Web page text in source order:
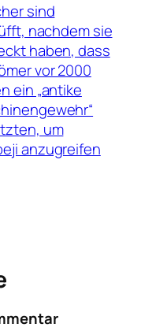
sind
nachdem sie
haben, dass
vor 2000
ein „antike
um
anzugreifen